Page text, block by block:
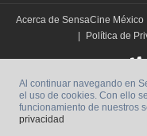
Acerca de SensaCine México
Política de
Al continuar navegando en
el uso de cookies. Con ello
funcionamiento de nuestros
privacidad